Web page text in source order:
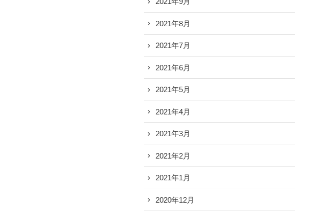
2021年8月
2021年7月
2021年6月
2021年5月
2021年4月
2021年3月
2021年2月
2021年1月
2020年12月